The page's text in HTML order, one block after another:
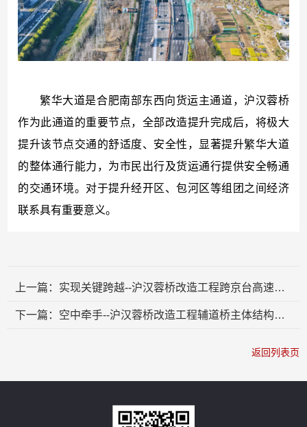
繁华大道是合肥南部东西向货运主通道，沪汉蓉桥
作为此通道的重要节点，全部改造提升完成后，将极大
提升该节点交通的舒适度、安全性，显著提升繁华大道
的整体通行能力，为市民出行及货运通行提供安全畅通
的交通环境。对于提升经开区、包河区等组团之间经济
联系具有重要意义。
上一篇：实现关键跨越--沪汉蓉桥改造工程跨京台高速钢箱梁顶推全部完成
下一篇：空中牵手--沪汉蓉桥改造工程辅道桥主体结构实现贯通
返回列表页